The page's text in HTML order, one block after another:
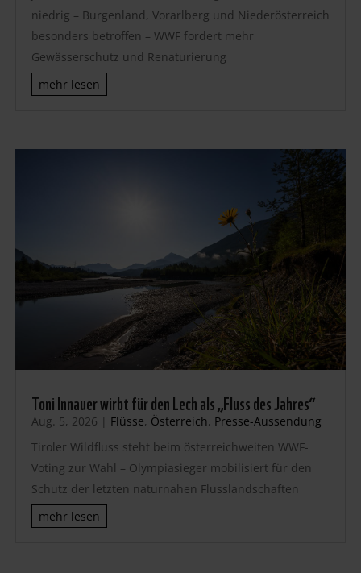
niedrig – Burgenland, Vorarlberg und Niederösterreich
besonders betroffen – WWF fordert mehr
Gewässerschutz und Renaturierung
mehr lesen
Toni Innauer wirbt für den Lech als „Fluss des Jahres“
Aug. 5, 2026 | Flüsse, Österreich, Presse-Aussendung
Tiroler Wildfluss steht beim österreichweiten WWF-
Voting zur Wahl – Olympiasieger mobilisiert für den
Schutz der letzten naturnahen Flusslandschaften
mehr lesen